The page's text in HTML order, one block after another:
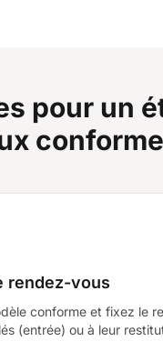
pour un
conforme
rendez-vous
conforme et fixez le
(entrée) ou à leur